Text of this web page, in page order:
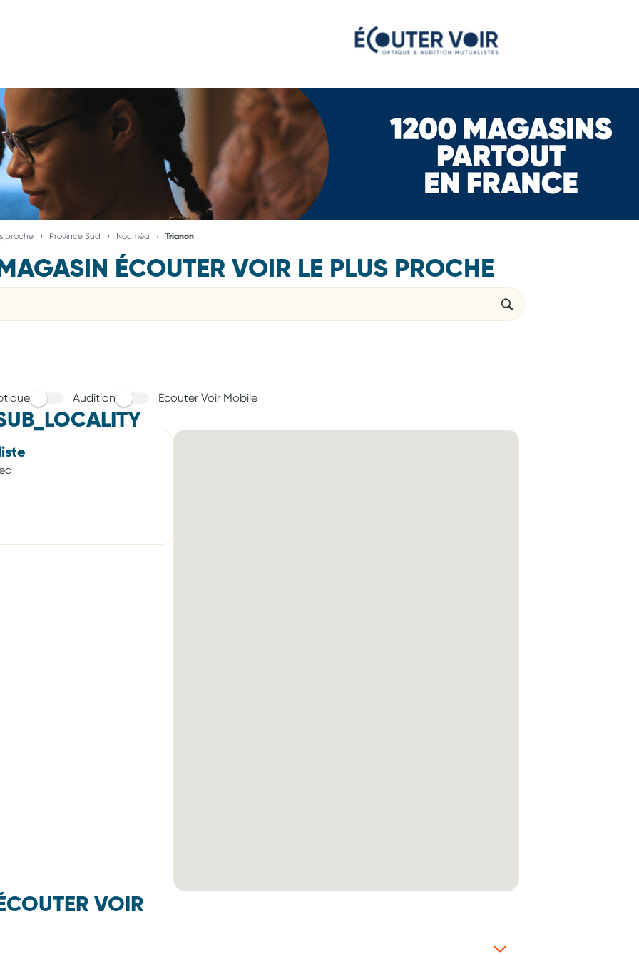
proche Province Sud Nouméa Trianon
ÉCOUTER VOIR LE PLUS PROCHE
Audition Ecouter Voir Mobile
VOIR